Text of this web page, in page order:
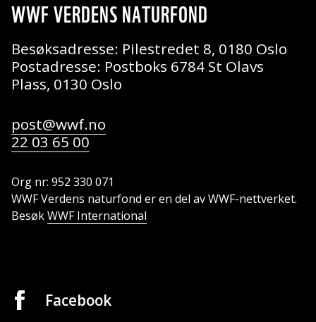
WWF VERDENS NATURFOND
Besøksadresse: Pilestredet 8, 0180 Oslo
Postadresse: Postboks 6784 St Olavs
Plass, 0130 Oslo
post@wwf.no
22 03 65 00
Org nr: 952 330 071
WWF Verdens naturfond er en del av WWF-nettverket.
BesøkWWF International
Facebook